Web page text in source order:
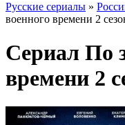
Русские сериалы »
военного времени 2
Сериал По
времени 2